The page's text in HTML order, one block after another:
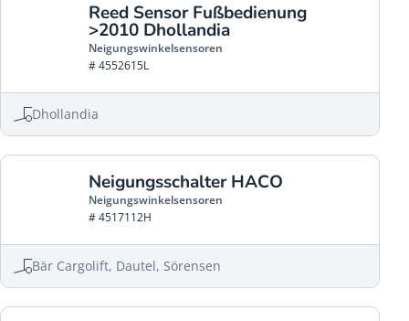
Reed Sensor Fußbedienung
>2010 Dhollandia
Neigungswinkelsensoren
# 4552615L
Dhollandia
Neigungsschalter HACO
Neigungswinkelsensoren
# 4517112H
Bär Cargolift, Dautel, Sörensen